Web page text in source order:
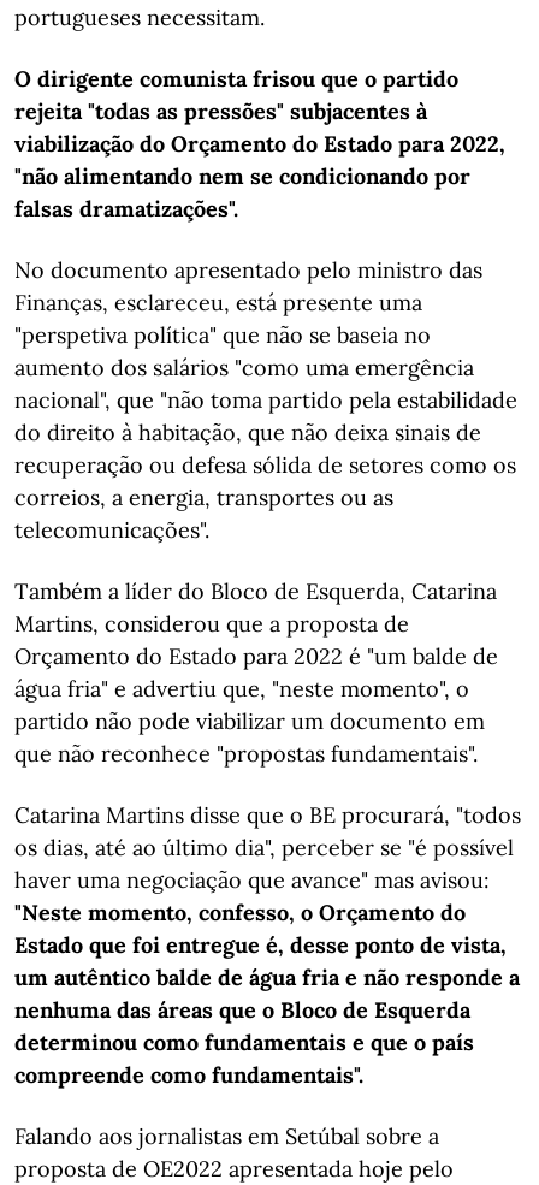
portugueses necessitam.
O dirigente comunista frisou que o partido
rejeita "todas as pressões" subjacentes à
viabilização do Orçamento do Estado para 2022,
"não alimentando nem se condicionando por
falsas dramatizações".
No documento apresentado pelo ministro das
Finanças, esclareceu, está presente uma
"perspetiva política" que não se baseia no
aumento dos salários "como uma emergência
nacional", que "não toma partido pela estabilidade
do direito à habitação, que não deixa sinais de
recuperação ou defesa sólida de setores como os
correios, a energia, transportes ou as
telecomunicações".
Também a líder do Bloco de Esquerda, Catarina
Martins, considerou que a proposta de
Orçamento do Estado para 2022 é "um balde de
água fria" e advertiu que, "neste momento", o
partido não pode viabilizar um documento em
que não reconhece "propostas fundamentais".
Catarina Martins disse que o BE procurará, "todos
os dias, até ao último dia", perceber se "é possível
haver uma negociação que avance" mas avisou:
"Neste momento, confesso, o Orçamento do
Estado que foi entregue é, desse ponto de vista,
um autêntico balde de água fria e não responde a
nenhuma das áreas que o Bloco de Esquerda
determinou como fundamentais e que o país
compreende como fundamentais".
Falando aos jornalistas em Setúbal sobre a
proposta de OE2022 apresentada hoje pelo